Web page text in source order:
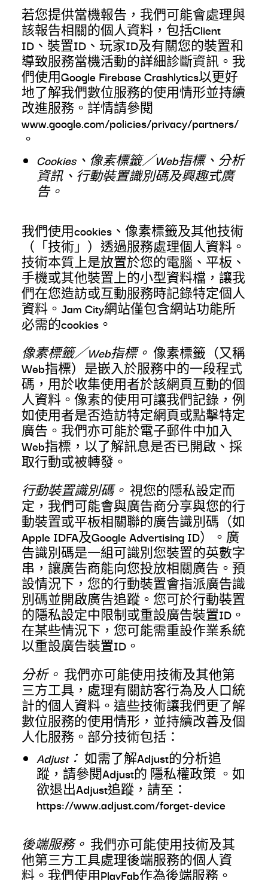
若您提供當機報告，我們可能會處理與
該報告相關的個人資料，包括Client
ID、裝置ID、玩家ID及有關您的裝置和
導致服務當機活動的詳細診斷資訊。我
們使用Google Firebase Crashlytics以更好
地了解我們數位服務的使用情形並持續
改進服務。詳情請參閱
www.google.com/policies/privacy/partners/
。
Cookies、像素標籤／Web指標、分析
資訊、行動裝置識別碼及興趣式廣
告。
我們使用cookies、像素標籤及其他技術
（「技術」）透過服務處理個人資料。
技術本質上是放置於您的電腦、平板、
手機或其他裝置上的小型資料檔，讓我
們在您造訪或互動服務時記錄特定個人
資料。Jam City網站僅包含網站功能所
必需的cookies。
像素標籤／Web指標。 像素標籤（又稱
Web指標）是嵌入於服務中的一段程式
碼，用於收集使用者於該網頁互動的個
人資料。像素的使用可讓我們記錄，例
如使用者是否造訪特定網頁或點擊特定
廣告。我們亦可能於電子郵件中加入
Web指標，以了解訊息是否已開啟、採
取行動或被轉發。
行動裝置識別碼。 視您的隱私設定而
定，我們可能會與廣告商分享與您的行
動裝置或平板相關聯的廣告識別碼（如
Apple IDFA及Google Advertising ID）。廣
告識別碼是一組可識別您裝置的英數字
串，讓廣告商能向您投放相關廣告。預
設情況下，您的行動裝置會指派廣告識
別碼並開啟廣告追蹤。您可於行動裝置
的隱私設定中限制或重設廣告裝置ID。
在某些情況下，您可能需重設作業系統
以重設廣告裝置ID。
分析。 我們亦可能使用技術及其他第
三方工具，處理有關訪客行為及人口統
計的個人資料。這些技術讓我們更了解
數位服務的使用情形，並持續改善及個
人化服務。部分技術包括：
Adjust： 如需了解Adjust的分析追
蹤，請參閱Adjust的 隱私權政策 。如
欲退出Adjust追蹤，請至：
https://www.adjust.com/forget-device
後端服務。 我們亦可能使用技術及其
他第三方工具處理後端服務的個人資
料。我們使用PlayFab作為後端服務。